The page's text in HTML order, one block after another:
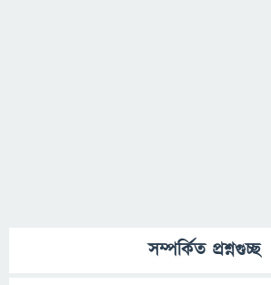
সম্পর্কিত প্রশ্নগুচ্ছ